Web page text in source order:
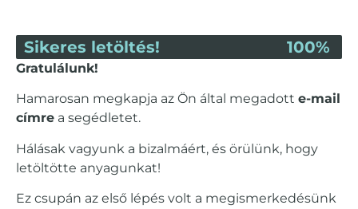
Sikeres letöltés! 100%
Gratulálunk!
Hamarosan megkapja az Ön által megadott e-mail
címre a segédletet.
Hálásak vagyunk a bizalmáért, és örülünk, hogy
letöltötte anyagunkat!
Ez csupán az első lépés volt a megismerkedésünk